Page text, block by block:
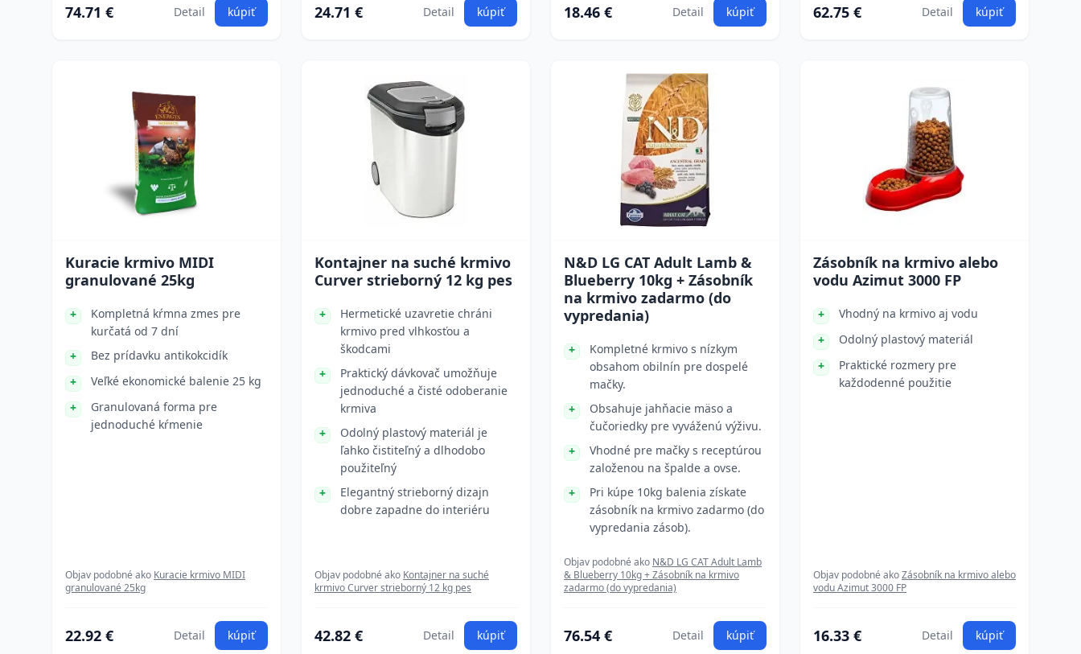
74.71 € Detail kúpiť 24.71 € Detail kúpiť 18.46 € Detail kúpiť 62.75 € Detail kúpiť
Kuracie krmivo MIDI
granulované 25kg
Kompletná kŕmna zmes pre
kurčatá od 7 dní
Bez prídavku antikokcidík
Veľké ekonomické balenie 25 kg
Granulovaná forma pre
jednoduché kŕmenie
Objav podobné ako Kuracie krmivo MIDI
granulované 25kg
22.92 € Detail kúpiť
Kontajner na suché krmivo
Curver strieborný 12 kg pes
Hermetické uzavretie chráni
krmivo pred vlhkosťou a
škodcami
Praktický dávkovač umožňuje
jednoduché a čisté odoberanie
krmiva
Odolný plastový materiál je
ľahko čistiteľný a dlhodobo
použiteľný
Elegantný strieborný dizajn
dobre zapadne do interiéru
Objav podobné ako Kontajner na suché
krmivo Curver strieborný 12 kg pes
42.82 € Detail kúpiť
N&D LG CAT Adult Lamb &
Blueberry 10kg + Zásobník
na krmivo zadarmo (do
vypredania)
Kompletné krmivo s nízkym
obsahom obilnín pre dospelé
mačky.
Obsahuje jahňacie mäso a
čučoriedky pre vyváženú výživu.
Vhodné pre mačky s receptúrou
založenou na špalde a ovse.
Pri kúpe 10kg balenia získate
zásobník na krmivo zadarmo (do
vypredania zásob).
Objav podobné ako N&D LG CAT Adult Lamb
& Blueberry 10kg + Zásobník na krmivo
zadarmo (do vypredania)
76.54 € Detail kúpiť
Zásobník na krmivo alebo
vodu Azimut 3000 FP
Vhodný na krmivo aj vodu
Odolný plastový materiál
Praktické rozmery pre
každodenné použitie
Objav podobné akoZásobník na krmivo alebo
vodu Azimut 3000 FP
16.33 € Detail kúpiť